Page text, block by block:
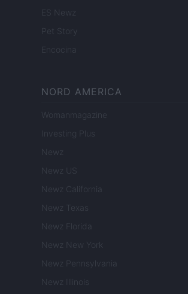
ES Newz
Pet Story
Encocina
NORD AMERICA
Womanmagazine
Investing Plus
Newz
Newz US
Newz California
Newz Texas
Newz Florida
Newz New York
Newz Pennsylvania
Newz Illinois